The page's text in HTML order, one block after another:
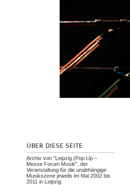
ÜBER DIESE SEITE
Archiv von "Leipzig (Pop Up –
Messe Forum Musik", der
Veranstaltung für die unabhängige
Musikszene jeweils im Mai 2002 bis
2011 in Leipzig.